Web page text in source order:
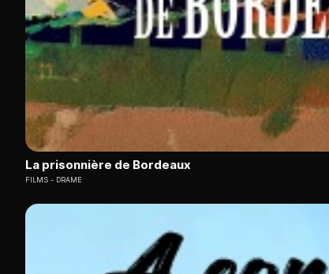
La prisonnière de Bordeaux
FILMS DRAME